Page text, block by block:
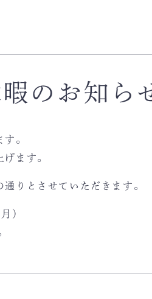
のお知ら
。
ます。
りとさせていただきます。
）